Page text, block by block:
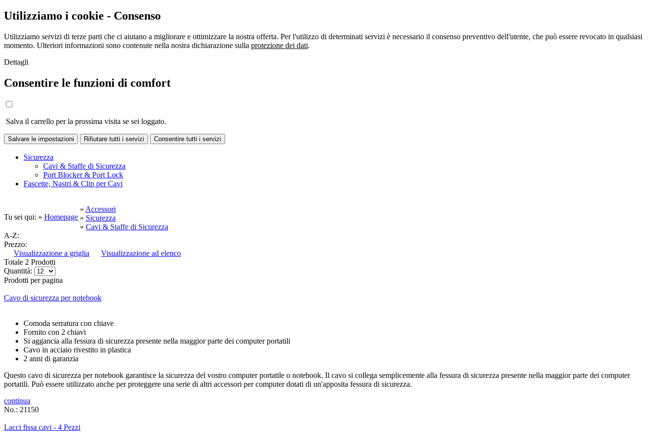
Utilizziamo i cookie - Consenso
Utilizziamo servizi di terze parti che ci aiutano a migliorare e ottimizzare la nostra offerta. Per l'utilizzo di determinati servizi è necessario il consenso preventivo dell'utente, che può essere revocato in qualsiasi
momento. Ulteriori informazioni sono contenute nella nostra dichiarazione sulla protezione dei dati.
Dettagli
Consentire le funzioni di comfort
Salva il carrello per la prossima visita se sei loggato.
Salvare le impostazioni Rifiutare tutti i servizi Consentire tutti i servizi
Sicurezza
Cavi & Staffe di Sicurezza
Port Blocker & Port Lock
Fascette, Nastri & Clip per Cavi
Tu sei qui: » Homepage
» Accessori
» Sicurezza
» Cavi & Staffe di Sicurezza
A-Z:
Prezzo:
Visualizzazione a griglia
Visualizzazione ad elenco
Totale 2 Prodotti
Quantità:
Prodotti per pagina
Cavo di sicurezza per notebook
Comoda serratura con chiave
Fornito con 2 chiavi
Si aggancia alla fessura di sicurezza presente nella maggior parte dei computer portatili
Cavo in acciaio rivestito in plastica
2 anni di garanzia
Questo cavo di sicurezza per notebook garantisce la sicurezza del vostro computer portatile o notebook. Il cavo si collega semplicemente alla fessura di sicurezza presente nella maggior parte dei computer
portatili. Può essere utilizzato anche per proteggere una serie di altri accessori per computer dotati di un'apposita fessura di sicurezza.
continua
No.: 21150
Lacci fissa cavi - 4 Pezzi